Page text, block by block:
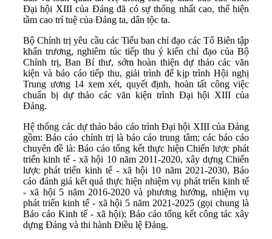
Đại hội XIII của Đảng đã có sự thống nhất cao, thể hiện
tầm cao trí tuệ của Đảng ta, dân tộc ta.
Bộ Chính trị yêu cầu các Tiểu ban chỉ đạo các Tổ Biên tập
khẩn trương, nghiêm túc tiếp thu ý kiến chỉ đạo của Bộ
Chính trị, Ban Bí thư, sớm hoàn thiện dự thảo các văn
kiện và báo cáo tiếp thu, giải trình để kịp trình Hội nghị
Trung ương 14 xem xét, quyết định, hoàn tất công việc
chuẩn bị dự thảo các văn kiện trình Đại hội XIII của
Đảng.
Hệ thống các dự thảo báo cáo trình Đại hội XIII của Đảng
gồm: Báo cáo chính trị là báo cáo trung tâm; các báo cáo
chuyên đề là: Báo cáo tổng kết thực hiện Chiến lược phát
triển kinh tế - xã hội 10 năm 2011-2020, xây dựng Chiến
lược phát triển kinh tế - xã hội 10 năm 2021-2030, Báo
cáo đánh giá kết quả thực hiện nhiệm vụ phát triển kinh tế
- xã hội 5 năm 2016-2020 và phương hướng, nhiệm vụ
phát triển kinh tế - xã hội 5 năm 2021-2025 (gọi chung là
Báo cáo Kinh tế - xã hội); Báo cáo tổng kết công tác xây
dựng Đảng và thi hành Điều lệ Đảng.